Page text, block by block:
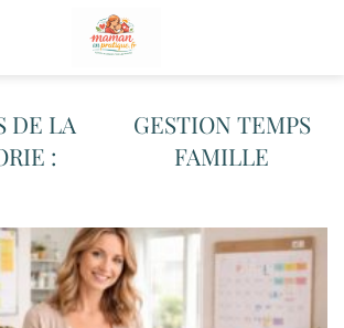
GESTION TEMPS
FAMILLE